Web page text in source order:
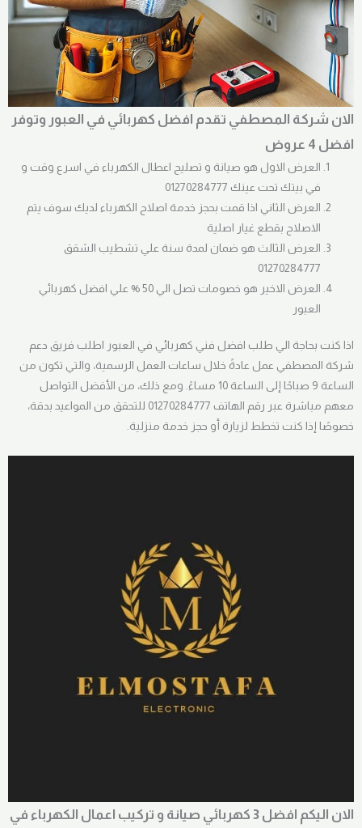
الان شركة المصطفي تقدم افضل كهربائي في العبور وتوفر
افضل 4 عروض
العرض الاول هو صيانة و تصليح اعطال الكهرباء في اسرع وقت و
في بيتك تحت عينك 01270284777
العرض الثاني اذا قمت بحجز خدمة اصلاح الكهرباء لديك سوف يتم
الاصلاح بقطع غيار اصلية
العرض الثالث هو ضمان لمدة سنة علي تشطيب الشقق
01270284777
العرض الاخير هو خصومات تصل الي 50 % علي افضل كهربائي
العبور
اذا كنت بحاجة الي طلب افضل فني كهربائي في العبور اطلب فريق دعم
شركة المصطفي عمل عادةً خلال ساعات العمل الرسمية، والتي تكون من
الساعة 9 صباحًا إلى الساعة 10 مساءً. ومع ذلك، من الأفضل التواصل
معهم مباشرة عبر رقم الهاتف 01270284777 للتحقق من المواعيد بدقة،
خصوصًا إذا كنت تخطط لزيارة أو حجز خدمة منزلية.
الان اليكم افضل 3 كهربائي صيانة و تركيب اعمال الكهرباء في